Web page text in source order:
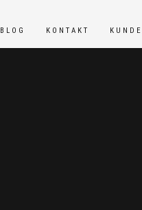
BLOG KONTAKT